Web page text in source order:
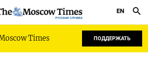
РУССКАЯ СЛУЖБА
EN
Times ПОДДЕРЖАТЬ